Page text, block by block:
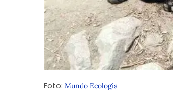
Foto: Mundo Ecologia